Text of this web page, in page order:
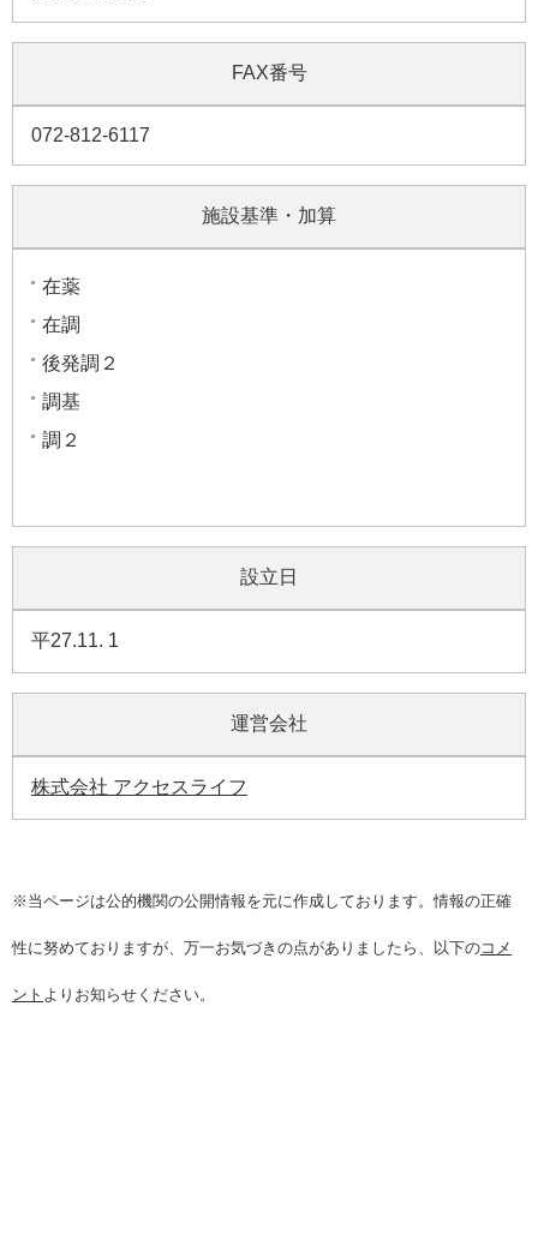
FAX番号
072-812-6117
施設基準・加算
在薬
在調
後発調２
調基
調２
設立日
平27.11. 1
運営会社
株式会社 アクセスライフ
※当ページは公的機関の公開情報を元に作成しております。情報の正確
性に努めておりますが、万一お気づきの点がありましたら、以下のコメ
ント よりお知らせください。